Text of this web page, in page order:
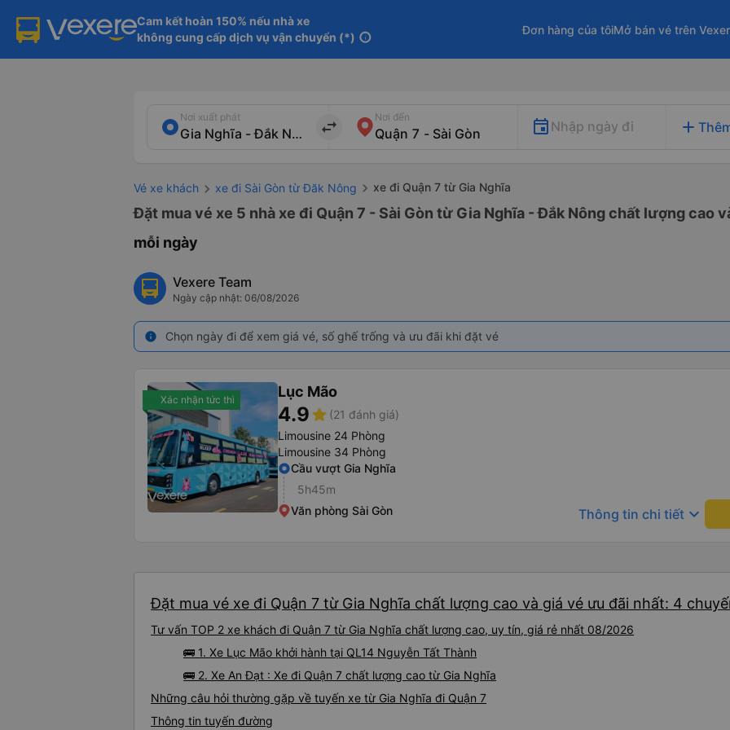
Cam kết hoàn 150% nếu nhà xe
không cung cấp dịch vụ vận chuyển (*) info
Đơn hàng của tôiMở bán vé trên
Nơi xuất phát
import_export
Nơi đến
Nhập ngày đi add
Vé xe khách xe đi Sài Gòn từ Đăk Nông xe đi Quận 7 từ Gia Nghĩa
Đặt mua vé xe 5 nhà xe đi Quận 7 - Sài Gòn từ Gia Nghĩa - Đắk Nông chất lượng cao
mỗi ngày
Vexere Team
Ngày cập nhật: 06/08/2026
info Chọn ngày đi để xem giá vé, số ghế trống và ưu đãi khi đặt vé
Xác nhận tức thì Lục Mão
4.9star (21 đánh giá)
Limousine 24 Phòng
Limousine 34 Phòng
Cầu vượt Gia Nghĩa
5h45m
Văn phòng Sài Gòn
Thông tin chi tiết keyboard_arrow_down
Đặt mua vé xe đi Quận 7 từ Gia Nghĩa chất lượng cao và giá vé ưu đãi nhất: 4
Tư vấn TOP 2 xe khách đi Quận 7 từ Gia Nghĩa chất lượng cao, uy tín, giá rẻ nhất 08/2026
🚌 1. Xe Lục Mão khởi hành tại QL14 Nguyễn Tất Thành
🚌 2. Xe An Đạt : Xe đi Quận 7 chất lượng cao từ Gia Nghĩa
Những câu hỏi thường gặp về tuyến xe từ Gia Nghĩa đi Quận 7
Thông tin tuyến đường